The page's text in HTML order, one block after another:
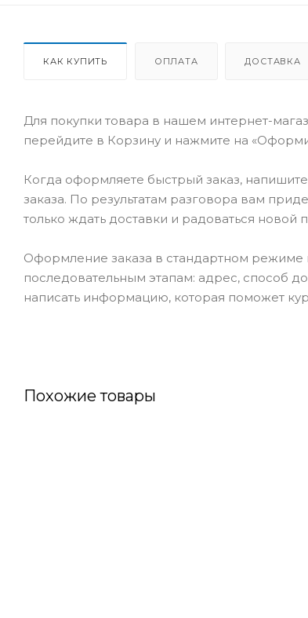
КАК КУПИТЬ ОПЛАТА ДОСТАВКА
Для покупки товара в нашем интернет-
перейдите в Корзину и нажмите на
Когда оформляете быстрый заказ,
заказа. По результатам разговора вам
только ждать доставки и радоваться новой
Оформление заказа в стандартном
последовательным этапам: адрес, способ
написать информацию, которая поможет
Похожие товары